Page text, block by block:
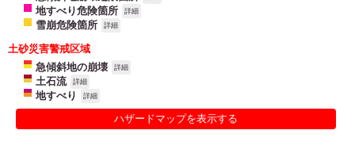
地すべり危険箇所 詳細
雪崩危険箇所 詳細
土砂災害警戒区域
急傾斜地の崩壊
詳細
土石流 詳細
地すべり 詳細
ハザードマップを表示する